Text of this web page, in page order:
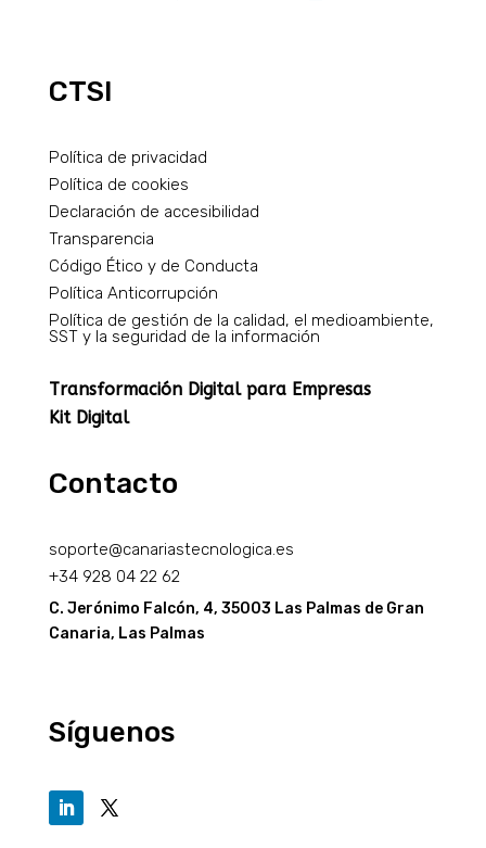
CTSI
Política de privacidad
Política de cookies
Declaración de accesibilidad
Transparencia
Código Ético y de Conducta
Política Anticorrupción
Política de gestión de la calidad, el medioambiente,
SST y la seguridad de la información
Transformación Digital para Empresas
Kit Digital
Contacto
soporte@canariastecnologica.es
+34 928 04 22 62
C. Jerónimo Falcón, 4, 35003 Las Palmas de Gran
Canaria, Las Palmas
Síguenos​